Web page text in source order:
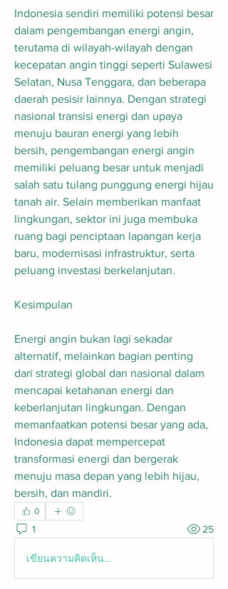
Indonesia sendiri memiliki potensi besar
dalam pengembangan energi angin,
terutama di wilayah-wilayah dengan
kecepatan angin tinggi seperti Sulawesi
Selatan, Nusa Tenggara, dan beberapa
daerah pesisir lainnya. Dengan strategi
nasional transisi energi dan upaya
menuju bauran energi yang lebih
bersih, pengembangan energi angin
memiliki peluang besar untuk menjadi
salah satu tulang punggung energi hijau
tanah air. Selain memberikan manfaat
lingkungan, sektor ini juga membuka
ruang bagi penciptaan lapangan kerja
baru, modernisasi infrastruktur, serta
peluang investasi berkelanjutan.
Kesimpulan
Energi angin bukan lagi sekadar
alternatif, melainkan bagian penting
dari strategi global dan nasional dalam
mencapai ketahanan energi dan
keberlanjutan lingkungan. Dengan
memanfaatkan potensi besar yang ada,
Indonesia dapat mempercepat
transformasi energi dan bergerak
menuju masa depan yang lebih hijau,
bersih, dan mandiri.
0
1 25
เขียนความคิดเห็น…